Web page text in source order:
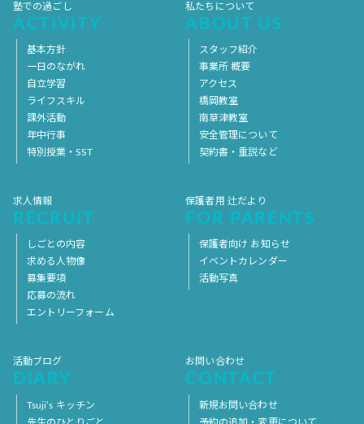
塾での過ごし
ACTIVITY
基本方針
一日のながれ
自立学習
ライフスキル
課外活動
年中行事
特別授業・SST
私たちについて
ABOUT US
スタッフ紹介
事業所 概要
アクセス
橋岡教室
南草津教室
安全管理について
契約書・重説など
求人情報
RECRUIT
しごとの内容
求める人物像
募集要項
応募の流れ
エントリーフォーム
保護者用 辻だより
FOR PARENTS
保護者向け お知らせ
イベントカレンダー
活動写真
活動ブログ
DIARY
Tsuji’s キッチン
お問い合わせ
CONTACT
新規お問い合わせ